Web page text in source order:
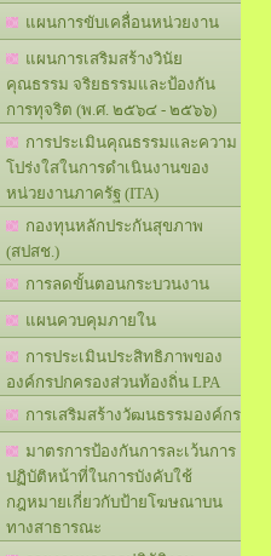
แผนการขับเคลื่อนหน่วยงาน
แผนการเสริมสร้างวินัย
คุณธรรม จริยธรรมและป้องกัน
การทุจริต (พ.ศ. ๒๕๖๔ - ๒๕๖๖)
การประเมินคุณธรรมและความ
โปร่งใสในการดำเนินงานของ
หน่วยงานภาครัฐ (ITA)
กองทุนหลักประกันสุขภาพ
(สปสช.)
การลดขั้นตอนกระบวนงาน
แผนควบคุมภายใน
การประเมินประสิทธิภาพของ
องค์กรปกครองส่วนท้องถิ่น LPA
การเสริมสร้างวัฒนธรรมองค์กร
มาตรการป้องกันการละเว้นการ
ปฏิบัติหน้าที่ในการบังคับใช้
กฎหมายเกี่ยวกับป้ายโฆษณาบน
ทางสาธารณะ